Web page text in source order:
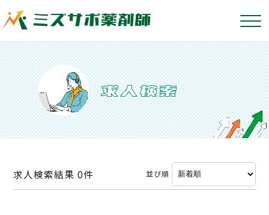
求人検索結果0件 並び順